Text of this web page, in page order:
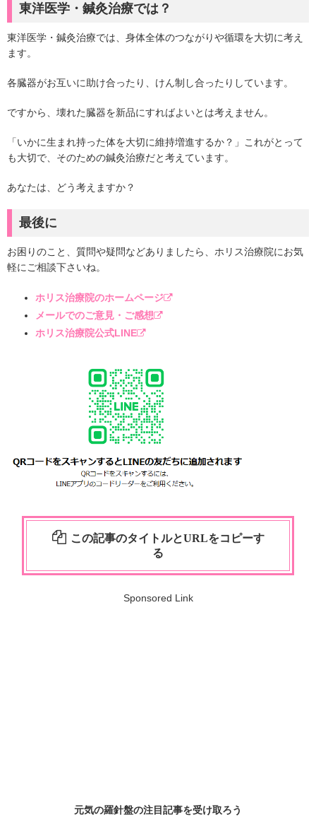
東洋医学・鍼灸治療では？
東洋医学・鍼灸治療では、身体全体のつながりや循環を大切に考え
ます。
各臓器がお互いに助け合ったり、けん制し合ったりしています。
ですから、壊れた臓器を新品にすればよいとは考えません。
「いかに生まれ持った体を大切に維持増進するか？」これがとって
も大切で、そのための鍼灸治療だと考えています。
あなたは、どう考えますか？
最後に
お困りのこと、質問や疑問などありましたら、ホリス治療院にお気
軽にご相談下さいね。
ホリス治療院のホームページ
メールでのご意見・ご感想
ホリス治療院公式LINE
この記事のタイトルとURLをコピーす
る
Sponsored Link
元気の羅針盤の注目記事を受け取ろう